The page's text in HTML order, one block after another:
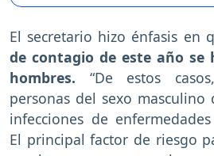
El secretario hizo énfasis en
de contagio de este año se
hombres. “De estos
personas del sexo masculino
infecciones de
El principal factor de riesgo